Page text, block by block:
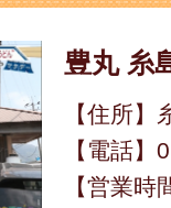
豊丸 糸
【住所
【電話
【営業